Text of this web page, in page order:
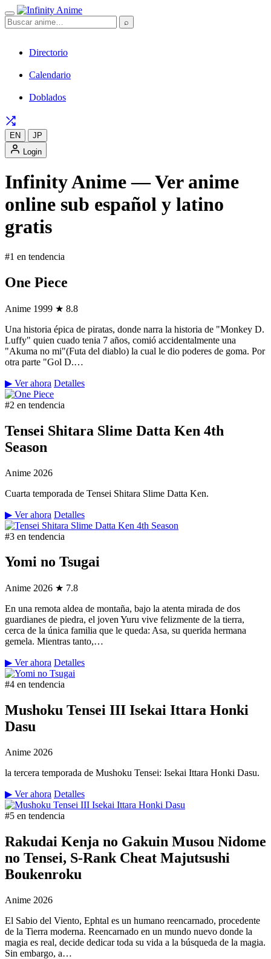
⌕
Directorio
Calendario
Doblados
EN
JP
Login
Infinity Anime — Ver anime
online sub español y latino
gratis
#1 en tendencia
One Piece
Anime 1999 ★ 8.8
Una historia épica de piratas, donde narra la historia de "Monkey D.
Luffy" quien cuado tenia 7 años, comió accidentalmente una
"Akuma no mi"(Futa del diablo) la cual le dio poderes de goma. Por
otra parte "Gol D.…
▶ Ver ahora Detalles
#2 en tendencia
Tensei Shitara Slime Datta Ken 4th
Season
Anime 2026
Cuarta temporada de Tensei Shitara Slime Datta Ken.
▶ Ver ahora Detalles
#3 en tendencia
Yomi no Tsugai
Anime 2026 ★ 7.8
En una remota aldea de montaña, bajo la atenta mirada de dos
guardianes de piedra, el joven Yuru vive felizmente de la tierra,
cerca de la única familia que le queda: Asa, su querida hermana
gemela. Mientras tanto,…
▶ Ver ahora Detalles
#4 en tendencia
Mushoku Tensei III Isekai Ittara Honki
Dasu
Anime 2026
la tercera temporada de Mushoku Tensei: Isekai Ittara Honki Dasu.
▶ Ver ahora Detalles
#5 en tendencia
Rakudai Kenja no Gakuin Musou Nidome
no Tensei, S-Rank Cheat Majutsushi
Boukenroku
Anime 2026
El Sabio del Viento, Ephtal es un humano reencarnado, procedente
de la Tierra moderna. Reencarnado en un mundo nuevo donde la
magia es real, decide dedicar toda su vida a la búsqueda de la magia.
Sin embargo, a…